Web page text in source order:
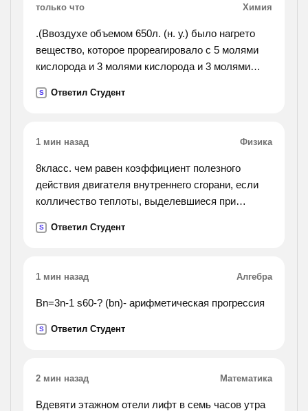
только что Химия
.(Ввоздухе объемом 650л. (н. у.) было нагрето
вещество, которое прореагировало с 5 молями
кислорода и 3 молями кислорода и 3 молями
азота и кислорода в оставшейся газовой смеси
S Ответил Студент
1 мин назад Физика
8класс. чем равен коэффициент полезного
действия двигателя внутреннего сгорани, если
колличество теплоты, выделевшиеся при
совершенная полезная работа двиготеля ровно
S Ответил Студент
1 мин назад Алгебра
Bn=3n-1 s60-? (bn)- арифметическая прогрессия
S Ответил Студент
2 мин назад Математика
Вдевяти этажном отели лифт в семь часов утра